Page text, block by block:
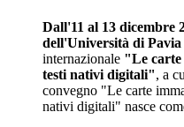
Dall'11 al 13 dicembre
dell'Università di Pavia
internazionale "Le carte
testi nativi digitali", a
convegno "Le carte
nativi digitali" nasce